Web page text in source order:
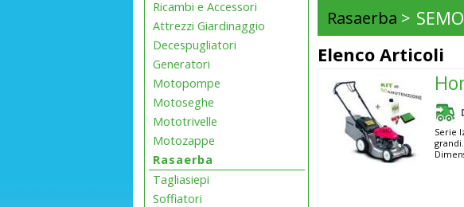
Ricambi e Accessori
Attrezzi Giardinaggio
Decespugliatori
Generatori
Motopompe
Motoseghe
Mototrivelle
Motozappe
Rasaerba
Tagliasiepi
Soffiatori
Rasaerba >
Elenco Articoli
Serie